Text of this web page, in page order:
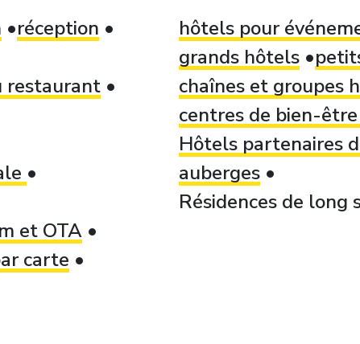
réception
restaurant
et OTA
carte
hôtels pour
grands hôtels
chaînes et groupes
centres de bien-
Hôtels partenaires
auberges
Résidences de